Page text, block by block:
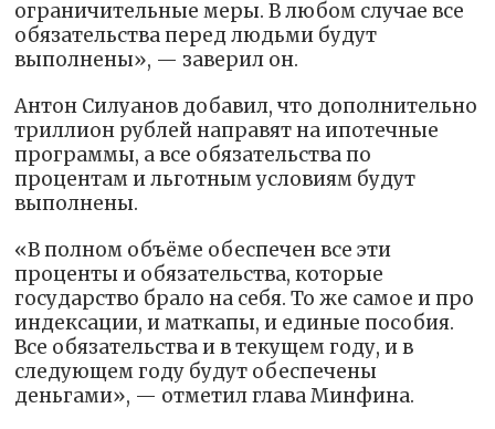
ограничительные меры. В любом случае все
обязательства перед людьми будут
выполнены», — заверил он.
Антон Силуанов добавил, что дополнительно
триллион рублей направят на ипотечные
программы, а все обязательства по
процентам и льготным условиям будут
выполнены.
«В полном объёме обеспечен все эти
проценты и обязательства, которые
государство брало на себя. То же самое и про
индексации, и маткапы, и единые пособия.
Все обязательства и в текущем году, и в
следующем году будут обеспечены
деньгами», — отметил глава Минфина.